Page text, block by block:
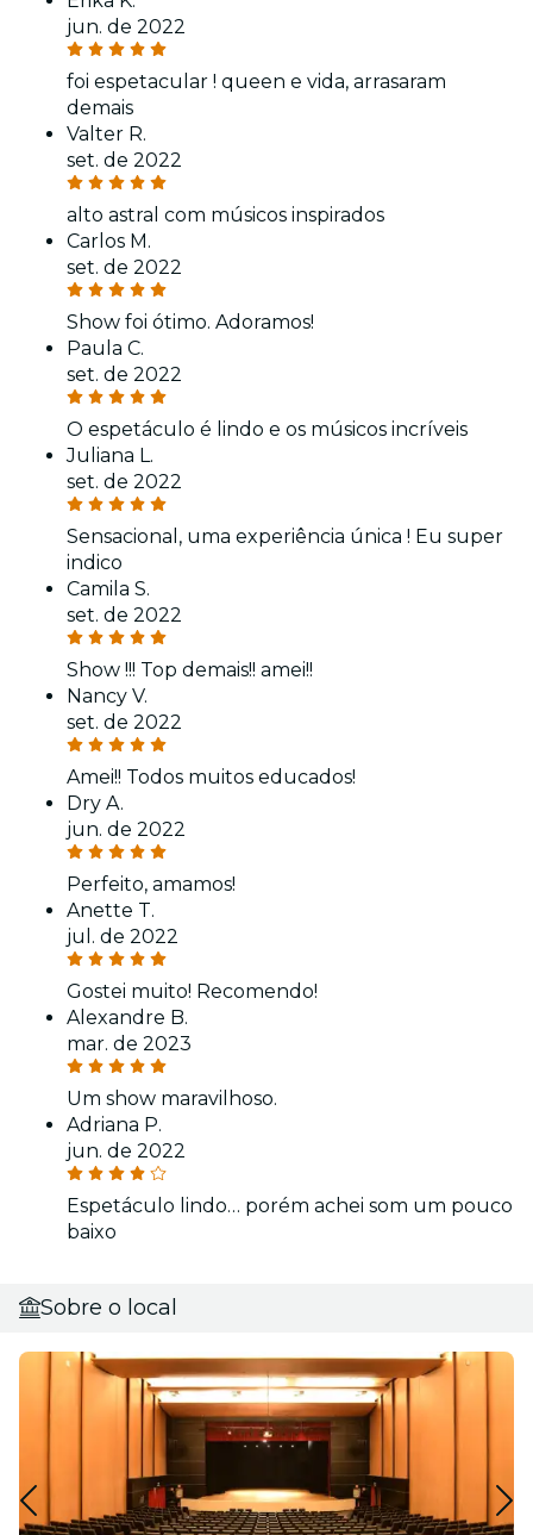
jun. de 2022
foi espetacular ! queen e vida, arrasaram
demais
Valter R.
set. de 2022
alto astral com músicos inspirados
Carlos M.
set. de 2022
Show foi ótimo. Adoramos!
Paula C.
set. de 2022
O espetáculo é lindo e os músicos incríveis
Juliana L.
set. de 2022
Sensacional, uma experiência única ! Eu super
indico
Camila S.
set. de 2022
Show !!! Top demais!! amei!!
Nancy V.
set. de 2022
Amei!! Todos muitos educados!
Dry A.
jun. de 2022
Perfeito, amamos!
Anette T.
jul. de 2022
Gostei muito! Recomendo!
Alexandre B.
mar. de 2023
Um show maravilhoso.
Adriana P.
jun. de 2022
Espetáculo lindo… porém achei som um pouco
baixo
Sobre o local